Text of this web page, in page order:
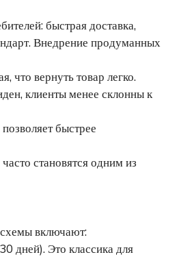
быстрая доставка,
Внедрение продуманных
что вернуть товар легко.
клиенты менее склонны к
быстрее
становятся одним из
включают:
дней). Это классика для